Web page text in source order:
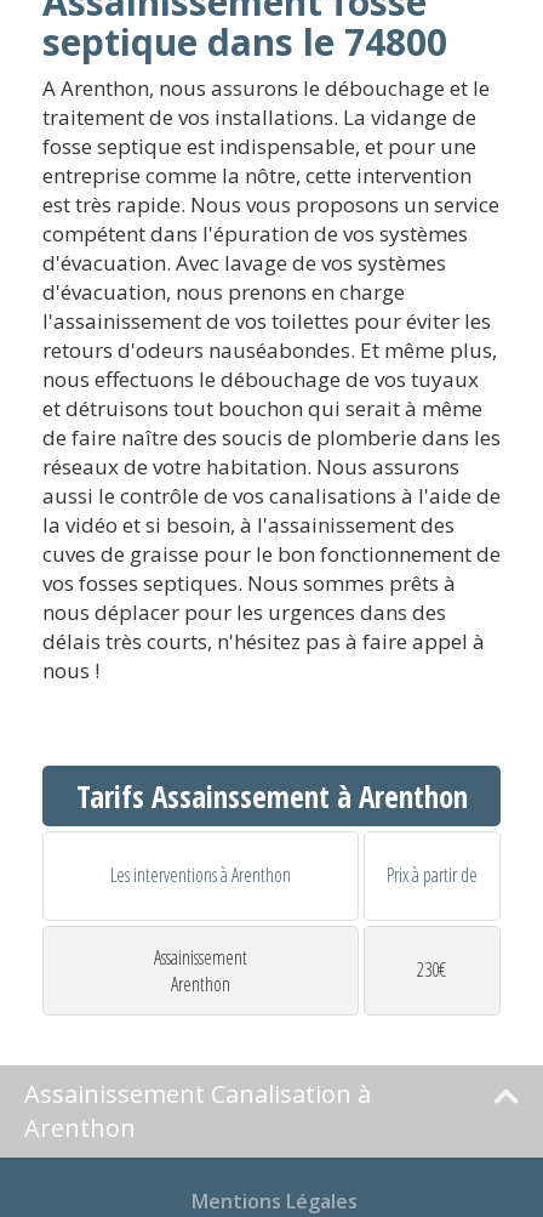
septique dans le 74800
A Arenthon, nous assurons le débouchage et le
traitement de vos installations. La vidange de
fosse septique est indispensable, et pour une
entreprise comme la nôtre, cette intervention
est très rapide. Nous vous proposons un service
compétent dans l'épuration de vos systèmes
d'évacuation. Avec lavage de vos systèmes
d'évacuation, nous prenons en charge
l'assainissement de vos toilettes pour éviter les
retours d'odeurs nauséabondes. Et même plus,
nous effectuons le débouchage de vos tuyaux
et détruisons tout bouchon qui serait à même
de faire naître des soucis de plomberie dans les
réseaux de votre habitation. Nous assurons
aussi le contrôle de vos canalisations à l'aide de
la vidéo et si besoin, à l'assainissement des
cuves de graisse pour le bon fonctionnement de
vos fosses septiques. Nous sommes prêts à
nous déplacer pour les urgences dans des
délais très courts, n'hésitez pas à faire appel à
nous !
Tarifs Assainssement à Arenthon
Les interventions à Arenthon Prix à partir de
Assainissement
Arenthon
230€
Assainissement Canalisation à
Arenthon
Mentions Légales